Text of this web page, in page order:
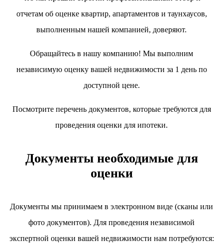
отчетам об оценке квартир, апартаментов и таунхаусов,
выполненным нашей компанией, доверяют.
Обращайтесь в нашу компанию! Мы выполним
независимую оценку вашей недвижимости за 1 день по
доступной цене.
Посмотрите перечень документов, которые требуются для
проведения оценки для ипотеки.
Документы необходимые для
оценки
Документы мы принимаем в электронном виде (сканы или
фото документов). Для проведения независимой
экспертной оценки вашей недвижимости нам потребуются: